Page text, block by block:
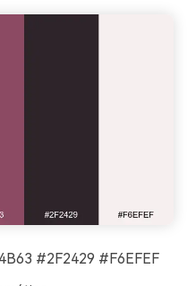
#2F2429 #F6EFEF